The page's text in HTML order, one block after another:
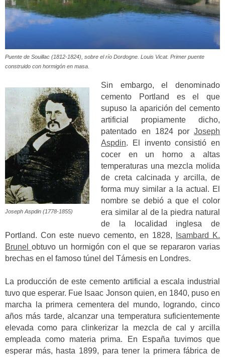
Puente de Souillac (1812-1824), sobre el río Dordogne. Louis Vicat. Primer puente
construido con hormigón en masa.
Joseph Aspdin (1778-1855)
Sin embargo, el denominado
cemento Portland es el que
supuso la aparición del cemento
artificial propiamente dicho,
patentado en 1824 por Joseph
Aspdin. El invento consistió en
cocer en un horno a altas
temperaturas una mezcla molida
de creta calcinada y arcilla, de
forma muy similar a la actual. El
nombre se debió a que el color
era similar al de la piedra natural
de la localidad inglesa de
Portland. Con este nuevo cemento, en 1828,
Isambard K.
Brunel obtuvo un hormigón con el que se repararon varias
brechas en el famoso túnel del Támesis en Londres.
La producción de este cemento artificial a escala industrial
tuvo que esperar. Fue Isaac Jonson quien, en 1840, puso en
marcha la primera cementera del mundo, logrando, cinco
años más tarde, alcanzar una temperatura suficientemente
elevada como para clinkerizar la mezcla de cal y arcilla
empleada como materia prima. En España tuvimos que
esperar más, hasta 1899, para tener la primera fábrica de